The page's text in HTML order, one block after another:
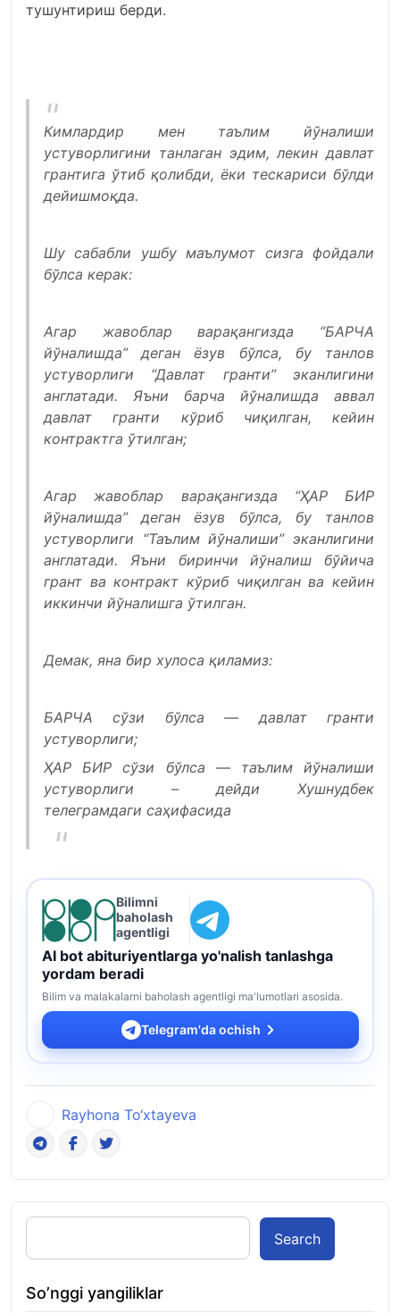
тушунтириш берди.
Кимлардир мен таълим йўналиши
устуворлигини танлаган эдим, лекин давлат
грантига ўтиб қолибди, ёки тескариси бўлди
дейишмоқда.
Шу сабабли ушбу маълумот сизга фойдали
бўлса керак:
Агар жавоблар варақангизда “БАРЧА
йўналишда” деган ёзув бўлса, бу танлов
устуворлиги “Давлат гранти” эканлигини
англатади. Яъни барча йўналишда аввал
давлат гранти кўриб чиқилган, кейин
контрактга ўтилган;
Агар жавоблар варақангизда “ҲАР БИР
йўналишда” деган ёзув бўлса, бу танлов
устуворлиги “Таълим йўналиши” эканлигини
англатади. Яъни биринчи йўналиш бўйича
грант ва контракт кўриб чиқилган ва кейин
иккинчи йўналишга ўтилган.
Демак, яна бир хулоса қиламиз:
БАРЧА сўзи бўлса — давлат гранти
устуворлиги;
ҲАР БИР сўзи бўлса — таълим йўналиши
устуворлиги – дейди Хушнудбек
телеграмдаги саҳифасида
Bilimni
baholash
agentligi
AI bot abituriyentlarga yo'nalish tanlashga
yordam beradi
Bilim va malakalarni baholash agentligi ma'lumotlari asosida.
Telegram'da ochish
Rayhona To‘xtayeva
Search
So’nggi yangiliklar